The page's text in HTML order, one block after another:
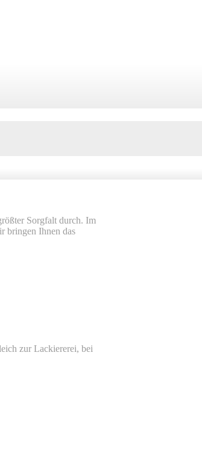
Sorgfalt durch. Im
bringen Ihnen das
zur Lackiererei, bei